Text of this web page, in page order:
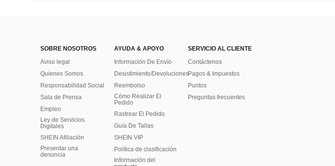
SOBRE NOSOTROS
Aviso legal
Quienes Somos
Responsabilidad Social
Sala de Prensa
Empleo
Ley de Servicios
Digitales
SHEIN Afiliación
Presentar una
denuncia
AYUDA & APOYO
Información De Envío
Desistimiento/Devoluciones
Reembolso
Cómo Realizar El
Pedido
Rastrear El Pedido
Guía De Tallas
SHEIN VIP
Política de clasificación
​Información del
SERVICIO AL CLIENTE
Contáctenos
Pagos & Impuestos
Puntos
Preguntas frecuentes